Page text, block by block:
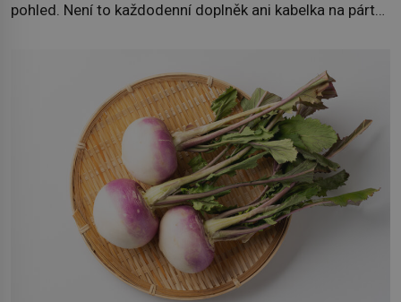
pohled. Není to každodenní doplněk ani kabelka na párty,
adrese 18 Rue Louis Vuitton, které bylo postaveno v
roce 1869. […]